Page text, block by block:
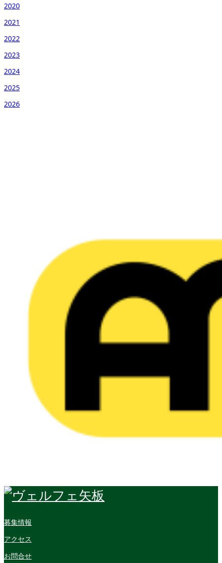
2020
2021
2022
2023
2024
2025
2026
募集情報
アクセス
お問合せ